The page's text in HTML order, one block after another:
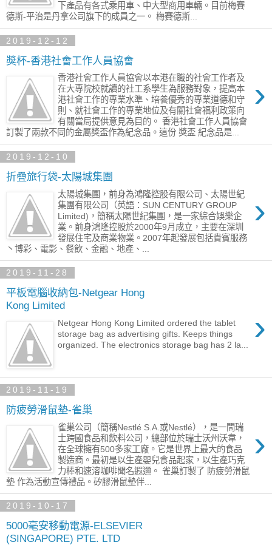
下產品有各式乘用車、中大型商用車輛。目前梅賽
德斯-平治是丹拿公司旗下的成員之一。 梅賽德斯...
2019-12-12
獎杯-香港社會工作人員協會
›
香港社會工作人員協會以本港在職的社會工作者及
在大專院校就讀的社工系學生為服務對象，提高本
港社會工作的專業水準、培養優秀的專業道德和守
則、就社會工作的專業地位及有關社會福利政策向
有關當局提供意見為目的。 香港社會工作人員協會
訂製了兩款不同的金屬獎盃作為紀念品。這份 獎盃 紀念品是...
2019-12-10
折疊旅行袋-太陽城集團
›
太陽城集團，前身為鴻隆控股有限公司、太陽世紀
集團有限公司（英語：SUN CENTURY GROUP
Limited)，簡稱太陽世紀集團，是一家綜合娛樂企
業。前身鴻隆控股於2000年9月成立，主要在深圳
發展住宅及商業物業。2007年起發展包括貴賓服務
丶博彩、電影、餐飲、金融、地產、...
2019-11-28
平板電腦收納包-Netgear Hong
Kong Limited
›
Netgear Hong Kong Limited ordered the tablet
storage bag as advertising gifts. Keeps things
organized. The electronics storage bag has 2 la...
2019-11-19
防疲勞滑鼠墊-雀巢
›
雀巢公司（簡稱Nestlé S.A.或Nestlé），是一間瑞
士跨國食品和飲料公司，總部位於瑞士沃州沃韋，
在全球擁有500多家工廠。它是世界上最大的食品
製造商。最初是以生產嬰兒食品起家，以生產巧克
力棒和速溶咖啡聞名遐邇。 雀巢訂製了 防疲勞滑鼠
墊 作為活動宣傳禮品。矽膠滑鼠墊伴...
2019-10-17
5000毫安移動電源-ELSEVIER
(SINGAPORE) PTE. LTD